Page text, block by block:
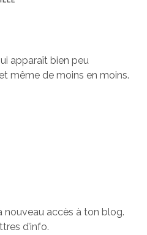
apparaît bien peu
même de moins en moins.
nouveau accès à ton blog.
d’info.